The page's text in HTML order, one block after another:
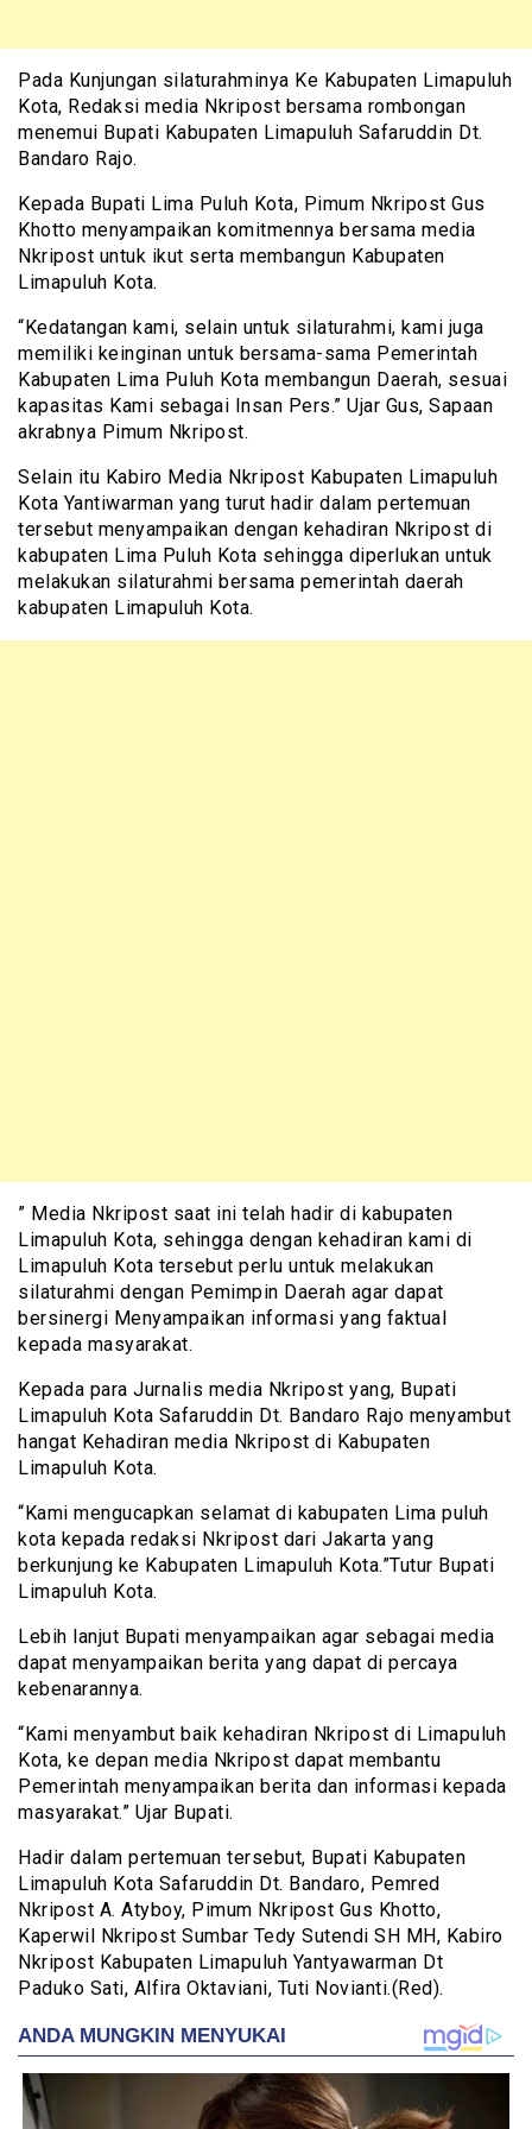
Pada Kunjungan silaturahminya Ke Kabupaten Limapuluh
Kota, Redaksi media Nkripost bersama rombongan
menemui Bupati Kabupaten Limapuluh Safaruddin Dt.
Bandaro Rajo.
Kepada Bupati Lima Puluh Kota, Pimum Nkripost Gus
Khotto menyampaikan komitmennya bersama media
Nkripost untuk ikut serta membangun Kabupaten
Limapuluh Kota.
“Kedatangan kami, selain untuk silaturahmi, kami juga
memiliki keinginan untuk bersama-sama Pemerintah
Kabupaten Lima Puluh Kota membangun Daerah, sesuai
kapasitas Kami sebagai Insan Pers.” Ujar Gus, Sapaan
akrabnya Pimum Nkripost.
Selain itu Kabiro Media Nkripost Kabupaten Limapuluh
Kota Yantiwarman yang turut hadir dalam pertemuan
tersebut menyampaikan dengan kehadiran Nkripost di
kabupaten Lima Puluh Kota sehingga diperlukan untuk
melakukan silaturahmi bersama pemerintah daerah
kabupaten Limapuluh Kota.
” Media Nkripost saat ini telah hadir di kabupaten
Limapuluh Kota, sehingga dengan kehadiran kami di
Limapuluh Kota tersebut perlu untuk melakukan
silaturahmi dengan Pemimpin Daerah agar dapat
bersinergi Menyampaikan informasi yang faktual
kepada masyarakat.
Kepada para Jurnalis media Nkripost yang, Bupati
Limapuluh Kota Safaruddin Dt. Bandaro Rajo menyambut
hangat Kehadiran media Nkripost di Kabupaten
Limapuluh Kota.
“Kami mengucapkan selamat di kabupaten Lima puluh
kota kepada redaksi Nkripost dari Jakarta yang
berkunjung ke Kabupaten Limapuluh Kota.”Tutur Bupati
Limapuluh Kota.
Lebih lanjut Bupati menyampaikan agar sebagai media
dapat menyampaikan berita yang dapat di percaya
kebenarannya.
“Kami menyambut baik kehadiran Nkripost di Limapuluh
Kota, ke depan media Nkripost dapat membantu
Pemerintah menyampaikan berita dan informasi kepada
masyarakat.” Ujar Bupati.
Hadir dalam pertemuan tersebut, Bupati Kabupaten
Limapuluh Kota Safaruddin Dt. Bandaro, Pemred
Nkripost A. Atyboy, Pimum Nkripost Gus Khotto,
Kaperwil Nkripost Sumbar Tedy Sutendi SH MH, Kabiro
Nkripost Kabupaten Limapuluh Yantyawarman Dt
Paduko Sati, Alfira Oktaviani, Tuti Novianti.(Red).